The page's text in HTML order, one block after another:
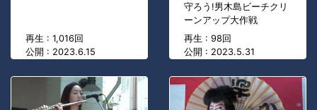
再生 : 1,016回
公開 : 2023.6.15
守ろう!男木島ビーチクリ
ーンアップ大作戦
再生 : 98回
公開 : 2023.5.31